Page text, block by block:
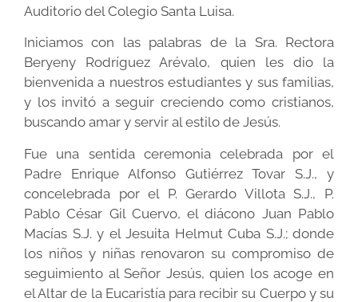
Auditorio del Colegio Santa Luisa.
Iniciamos con las palabras de la Sra. Rectora
Beryeny Rodríguez Arévalo, quien les dio la
bienvenida a nuestros estudiantes y sus familias,
y los invitó a seguir creciendo como cristianos,
buscando amar y servir al estilo de Jesús.
Fue una sentida ceremonia celebrada por el
Padre Enrique Alfonso Gutiérrez Tovar S.J., y
concelebrada por el P. Gerardo Villota S.J., P.
Pablo César Gil Cuervo, el diácono Juan Pablo
Macías S.J. y el Jesuita Helmut Cuba S.J.; donde
los niños y niñas renovaron su compromiso de
seguimiento al Señor Jesús, quien los acoge en
el Altar de la Eucaristía para recibir su Cuerpo y su